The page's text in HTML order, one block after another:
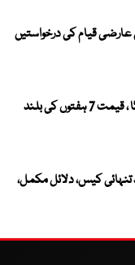
عارضی قیام کی درخواستیں
عالمی مارکیٹ میں سونا مزید مہنگا ، قیمت 7 ہفتوں کی بلند
تنہائی کیس، دلائل مکمل،